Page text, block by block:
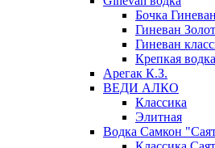
Бочка Гиневан
Гиневан
Гиневан
Крепкая водка
Арегак К.З.
ВЕДИ АЛКО
Классика
Элитная
Водка Самкон